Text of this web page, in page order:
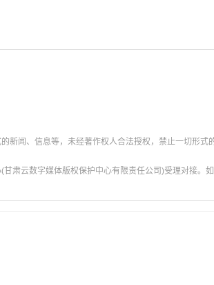
新闻、信息等，未经著作权人合法授权，禁止一切形式
肃云数字媒体版权保护中心有限责任公司)受理对接。